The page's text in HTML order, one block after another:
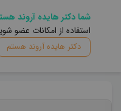
شما دکتر هایده آروند
استفاده از امکانات عضو
دکتر هایده آروند هستم